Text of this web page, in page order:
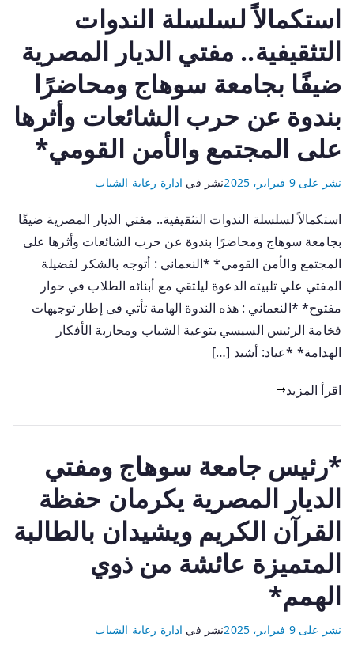
استكمالاً لسلسلة الندوات
التثقيفية.. مفتي الديار المصرية
ضيفًا بجامعة سوهاج ومحاضرًا
بندوة عن حرب الشائعات وأثرها
على المجتمع والأمن القومي*
نشر على9 فبراير، 2025 نشر في ادارة رعاية الشباب
استكمالاً لسلسلة الندوات التثقيفية.. مفتي الديار المصرية ضيفًا
بجامعة سوهاج ومحاضرًا بندوة عن حرب الشائعات وأثرها على
المجتمع والأمن القومي* *النعماني : أتوجه بالشكر لفضيلة
المفتي علي تلبيته الدعوة ليلتقي مع أبنائه الطلاب في حوار
مفتوح* *النعماني : هذه الندوة الهامة تأتي فى إطار توجيهات
فخامة الرئيس السيسي بتوعية الشباب ومحاربة الأفكار
الهدامة* *عياد: أشيد […]
اقرأ المزيد
*رئيس جامعة سوهاج ومفتي
الديار المصرية يكرمان حفظة
القرآن الكريم ويشيدان بالطالبة
المتميزة عائشة من ذوي
الهمم*
نشر على9 فبراير، 2025 نشر في ادارة رعاية الشباب